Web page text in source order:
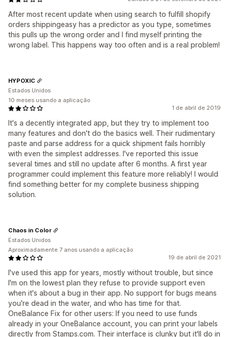
After most recent update when using search to fulfill shopify
orders shippingeasy has a predictor as you type, sometimes
this pulls up the wrong order and I find myself printing the
wrong label. This happens way too often and is a real problem!
1 de abril de 2019
It's a decently integrated app, but they try to implement too
many features and don't do the basics well. Their rudimentary
paste and parse address for a quick shipment fails horribly
with even the simplest addresses. I've reported this issue
several times and still no update after 6 months. A first year
programmer could implement this feature more reliably! I would
find something better for my complete business shipping
solution.
HYPOXIC
Estados Unidos
10 meses usando a aplicação
19 de abril de 2021
I've used this app for years, mostly without trouble, but since
I'm on the lowest plan they refuse to provide support even
when it's about a bug in their app. No support for bugs means
you're dead in the water, and who has time for that.
OneBalance Fix for other users: If you need to use funds
already in your OneBalance account, you can print your labels
directly from Stamps.com. Their interface is clunky but it'll do in
Chaos in Color
Estados Unidos
Aproximadamente 7 anos usando a aplicação